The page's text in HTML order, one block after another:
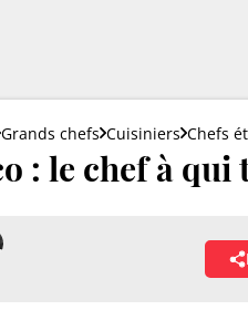
Grands chefs Cuisiniers Chefs
: le chef à qui